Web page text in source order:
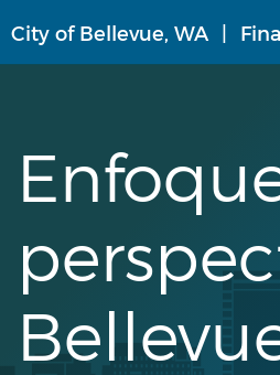
al
contenido
City of Bellevue, WA